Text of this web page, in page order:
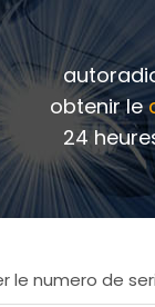
obtenir le
24
le numero de